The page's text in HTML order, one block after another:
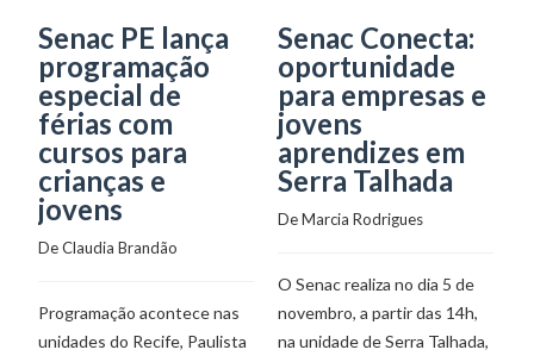
Senac PE lança
programação
especial de
férias com
cursos para
crianças e
jovens
De Claudia Brandão
Programação acontece nas
unidades do Recife, Paulista
Senac Conecta:
oportunidade
para empresas e
jovens
aprendizes em
Serra Talhada
De Marcia Rodrigues
O Senac realiza no dia 5 de
novembro, a partir das 14h,
na unidade de Serra Talhada,